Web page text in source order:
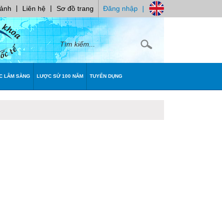
| Liên hệ | Sơ đồ trang Đăng nhập |
LÂM SÀNG LƯỢC SỬ 100 NĂM TUYỂN DỤNG